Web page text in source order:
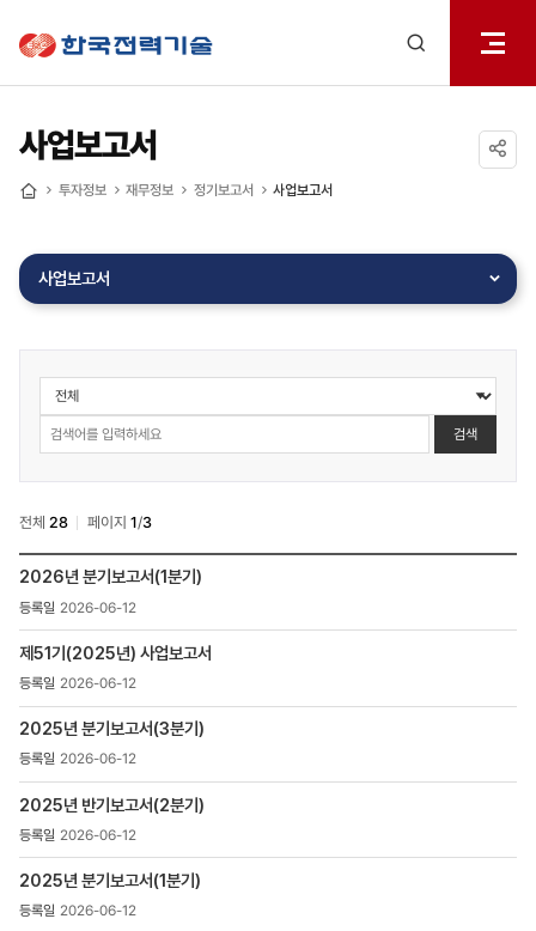
열기
사업보고서
투자정보 재무정보 정기보고서 사업보고서
사업보고서
투자정보
>
재무정보
>
정기보고서
사업보고서
검색
전체 28 페이지 1/3
>
재무정보
>
정기보고서
>
목록
번호,
등록일
,
첨부파일
,
조회수
2026년 분기보고서(1분기)
2026-06-12
제51기(2025년) 사업보고서
2026-06-12
2025년 분기보고서(3분기)
2026-06-12
2025년 반기보고서(2분기)
2026-06-12
2025년 분기보고서(1분기)
2026-06-12